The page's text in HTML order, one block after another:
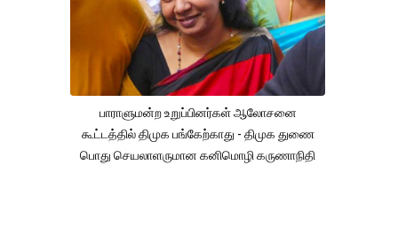
பாராளுமன்ற உறுப்பினர்கள் ஆலோசனை
கூட்டத்தில் திமுக பங்கேற்காது - திமுக துணை
பொது செயலாளருமான கனிமொழி கருணாநிதி